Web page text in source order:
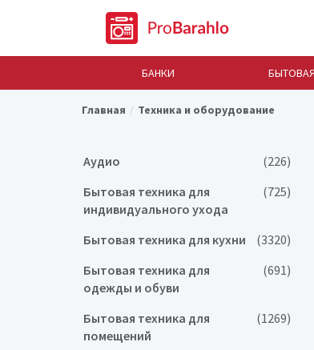
БАНКИ
Главная Техника и оборудование
Аудио (226)
Бытовая техника для
индивидуального ухода
(725)
Бытовая техника для кухни (3320)
Бытовая техника для
одежды и обуви
(691)
Бытовая техника для
помещений
(1269)